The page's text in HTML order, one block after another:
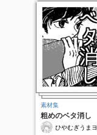
素材集
粗めのベタ消し
ひやむぎうまヨ